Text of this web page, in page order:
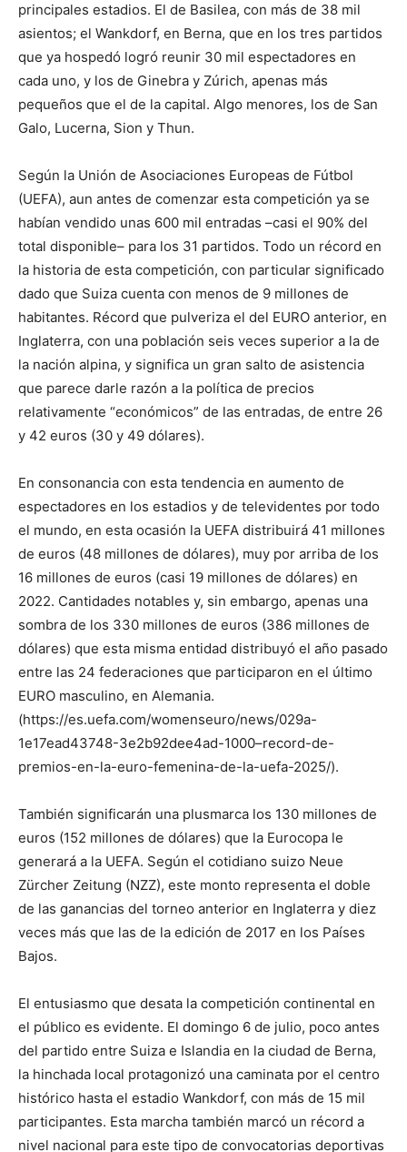
principales estadios. El de Basilea, con más de 38 mil
asientos; el Wankdorf, en Berna, que en los tres partidos
que ya hospedó logró reunir 30 mil espectadores en
cada uno, y los de Ginebra y Zúrich, apenas más
pequeños que el de la capital. Algo menores, los de San
Galo, Lucerna, Sion y Thun.
Según la Unión de Asociaciones Europeas de Fútbol
(UEFA), aun antes de comenzar esta competición ya se
habían vendido unas 600 mil entradas –casi el 90% del
total disponible– para los 31 partidos. Todo un récord en
la historia de esta competición, con particular significado
dado que Suiza cuenta con menos de 9 millones de
habitantes. Récord que pulveriza el del EURO anterior, en
Inglaterra, con una población seis veces superior a la de
la nación alpina, y significa un gran salto de asistencia
que parece darle razón a la política de precios
relativamente “económicos” de las entradas, de entre 26
y 42 euros (30 y 49 dólares).
En consonancia con esta tendencia en aumento de
espectadores en los estadios y de televidentes por todo
el mundo, en esta ocasión la UEFA distribuirá 41 millones
de euros (48 millones de dólares), muy por arriba de los
16 millones de euros (casi 19 millones de dólares) en
2022. Cantidades notables y, sin embargo, apenas una
sombra de los 330 millones de euros (386 millones de
dólares) que esta misma entidad distribuyó el año pasado
entre las 24 federaciones que participaron en el último
EURO masculino, en Alemania.
(https://es.uefa.com/womenseuro/news/029a-
1e17ead43748-3e2b92dee4ad-1000–record-de-
premios-en-la-euro-femenina-de-la-uefa-2025/).
También significarán una plusmarca los 130 millones de
euros (152 millones de dólares) que la Eurocopa le
generará a la UEFA. Según el cotidiano suizo Neue
Zürcher Zeitung (NZZ), este monto representa el doble
de las ganancias del torneo anterior en Inglaterra y diez
veces más que las de la edición de 2017 en los Países
Bajos.
El entusiasmo que desata la competición continental en
el público es evidente. El domingo 6 de julio, poco antes
del partido entre Suiza e Islandia en la ciudad de Berna,
la hinchada local protagonizó una caminata por el centro
histórico hasta el estadio Wankdorf, con más de 15 mil
participantes. Esta marcha también marcó un récord a
nivel nacional para este tipo de convocatorias deportivas